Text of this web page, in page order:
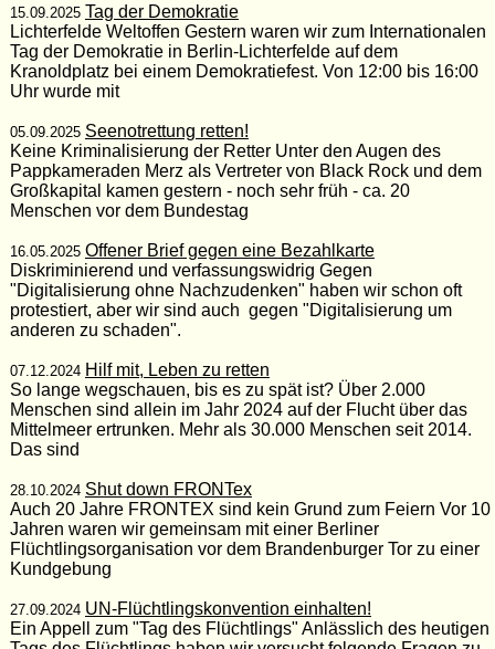
15.09.2025 Tag der Demokratie
Lichterfelde Weltoffen Gestern waren wir zum Internationalen
Tag der Demokratie in Berlin-Lichterfelde auf dem
Kranoldplatz bei einem Demokratiefest. Von 12:00 bis 16:00
Uhr wurde mit
05.09.2025 Seenotrettung retten!
Keine Kriminalisierung der Retter Unter den Augen des
Pappkameraden Merz als Vertreter von Black Rock und dem
Großkapital kamen gestern - noch sehr früh - ca. 20
Menschen vor dem Bundestag
16.05.2025 Offener Brief gegen eine Bezahlkarte
Diskriminierend und verfassungswidrig Gegen
"Digitalisierung ohne Nachzudenken" haben wir schon oft
protestiert, aber wir sind auch gegen "Digitalisierung um
anderen zu schaden".
07.12.2024 Hilf mit, Leben zu retten
So lange wegschauen, bis es zu spät ist? Über 2.000
Menschen sind allein im Jahr 2024 auf der Flucht über das
Mittelmeer ertrunken. Mehr als 30.000 Menschen seit 2014.
Das sind
28.10.2024 Shut down FRONTex
Auch 20 Jahre FRONTEX sind kein Grund zum Feiern Vor 10
Jahren waren wir gemeinsam mit einer Berliner
Flüchtlingsorganisation vor dem Brandenburger Tor zu einer
Kundgebung
27.09.2024 UN-Flüchtlingskonvention einhalten!
Ein Appell zum "Tag des Flüchtlings" Anlässlich des heutigen